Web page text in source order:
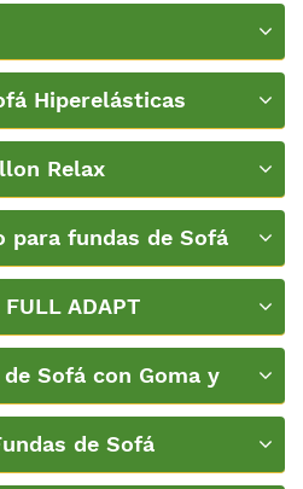
Hiperelásticas
Relax
para fundas de Sofá
ADAPT
Sofá con Goma y
de Sofá